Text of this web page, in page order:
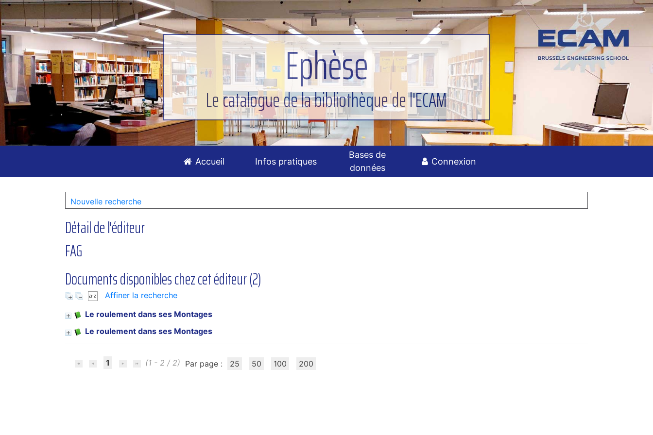
Ephèse
Le catalogue de la bibliothèque de l'ECAM
Nouvelle recherche
Détail de l'éditeur
FAG
Documents disponibles chez cet éditeur (2)
Affiner la recherche
Le roulement dans ses Montages
Le roulement dans ses Montages
1 (1 - 2 / 2) Par page : 25 50 100 200
Accueil Infos pratiques
Bases de
données
Connexion